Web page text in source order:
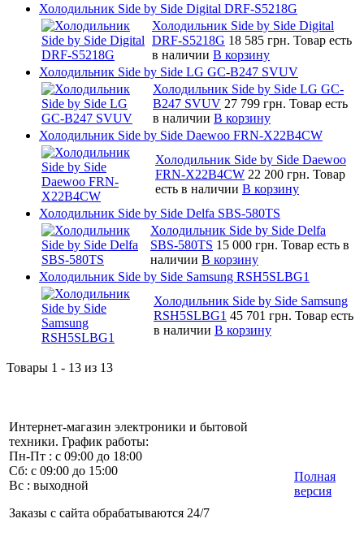
Холодильник Side by Side Digital DRF-S5218G
Холодильник Side by Side Digital
DRF-S5218G 18 585 грн. Товар есть
в наличии В корзину
Холодильник Side by Side LG GC-B247 SVUV
Холодильник Side by Side LG GC-
B247 SVUV 27 799 грн. Товар есть
в наличии В корзину
Холодильник Side by Side Daewoo FRN-X22B4CW
Холодильник Side by Side Daewoo
FRN-X22B4CW 22 200 грн. Товар
есть в наличии В корзину
Холодильник Side by Side Delfa SBS-580TS
Холодильник Side by Side Delfa
SBS-580TS 15 000 грн. Товар есть в
наличии В корзину
Холодильник Side by Side Samsung RSH5SLBG1
Холодильник Side by Side Samsung
RSH5SLBG1 45 701 грн. Товар есть
в наличии В корзину
Товары 1 - 13 из 13
Интернет-магазин электроники и бытовой
техники. График работы:
Пн-Пт : с 09:00 до 18:00
Сб: с 09:00 до 15:00
Вс : выходной
Заказы с сайта обрабатываются 24/7
Полная
версия